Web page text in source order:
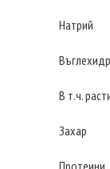
Натрий
В т.ч.
Захар
Протеини